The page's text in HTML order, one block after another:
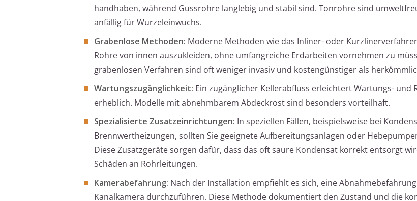
handhaben, während Gussrohre langlebig und stabil sind. Tonrohre sind
anfällig für Wurzeleinwuchs.
Grabenlose Methoden: Moderne Methoden wie das Inliner- oder
Rohre von innen auszukleiden, ohne umfangreiche Erdarbeiten vornehmen zu
grabenlosen Verfahren sind oft weniger invasiv und kostengünstiger als
Wartungszugänglichkeit: Ein zugänglicher Kellerabfluss erleichtert Wartungs- und
erheblich. Modelle mit abnehmbarem Abdeckrost sind besonders vorteilhaft.
Spezialisierte Zusatzeinrichtungen: In speziellen Fällen, beispielsweise bei
Brennwertheizungen, sollten Sie geeignete Aufbereitungsanlagen oder
Diese Zusatzgeräte sorgen dafür, dass das oft saure Kondensat korrekt entsorgt
Schäden an Rohrleitungen.
Kamerabefahrung: Nach der Installation empfiehlt es sich, eine
Kanalkamera durchzuführen. Diese Methode dokumentiert den Zustand und die